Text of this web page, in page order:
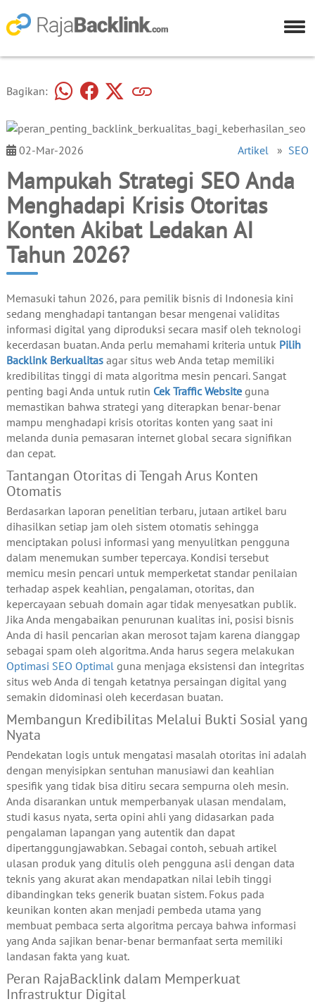
Bagikan:
02-Mar-2026 Artikel » SEO
Mampukah Strategi SEO Anda
Menghadapi Krisis Otoritas
Konten Akibat Ledakan AI
Tahun 2026?
Memasuki tahun 2026, para pemilik bisnis di Indonesia kini
sedang menghadapi tantangan besar mengenai validitas
informasi digital yang diproduksi secara masif oleh teknologi
kecerdasan buatan. Anda perlu memahami kriteria untuk Pilih
Backlink Berkualitasagar situs web Anda tetap memiliki
kredibilitas tinggi di mata algoritma mesin pencari. Sangat
penting bagi Anda untuk rutin Cek Traffic Websiteguna
memastikan bahwa strategi yang diterapkan benar-benar
mampu menghadapi krisis otoritas konten yang saat ini
melanda dunia pemasaran internet global secara signifikan
dan cepat.
Tantangan Otoritas di Tengah Arus Konten
Otomatis
Berdasarkan laporan penelitian terbaru, jutaan artikel baru
dihasilkan setiap jam oleh sistem otomatis sehingga
menciptakan polusi informasi yang menyulitkan pengguna
dalam menemukan sumber tepercaya. Kondisi tersebut
memicu mesin pencari untuk memperketat standar penilaian
terhadap aspek keahlian, pengalaman, otoritas, dan
kepercayaan sebuah domain agar tidak menyesatkan publik.
Jika Anda mengabaikan penurunan kualitas ini, posisi bisnis
Anda di hasil pencarian akan merosot tajam karena dianggap
sebagai spam oleh algoritma. Anda harus segera melakukan
Optimasi SEO Optimal guna menjaga eksistensi dan integritas
situs web Anda di tengah ketatnya persaingan digital yang
semakin didominasi oleh kecerdasan buatan.
Membangun Kredibilitas Melalui Bukti Sosial yang
Nyata
Pendekatan logis untuk mengatasi masalah otoritas ini adalah
dengan menyisipkan sentuhan manusiawi dan keahlian
spesifik yang tidak bisa ditiru secara sempurna oleh mesin.
Anda disarankan untuk memperbanyak ulasan mendalam,
studi kasus nyata, serta opini ahli yang didasarkan pada
pengalaman lapangan yang autentik dan dapat
dipertanggungjawabkan. Sebagai contoh, sebuah artikel
ulasan produk yang ditulis oleh pengguna asli dengan data
teknis yang akurat akan mendapatkan nilai lebih tinggi
dibandingkan teks generik buatan sistem. Fokus pada
keunikan konten akan menjadi pembeda utama yang
membuat pembaca serta algoritma percaya bahwa informasi
yang Anda sajikan benar-benar bermanfaat serta memiliki
landasan fakta yang kuat.
Peran RajaBacklink dalam Memperkuat
Infrastruktur Digital